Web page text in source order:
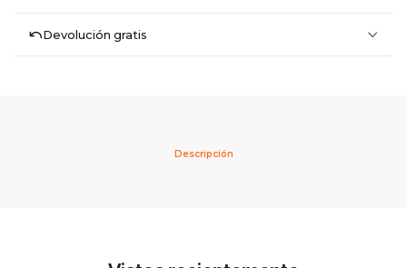
Devolución gratis
Descripción